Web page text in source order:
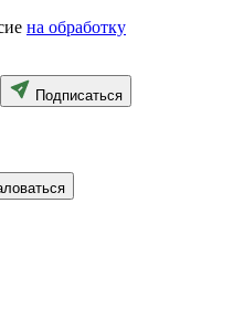
на обработку
Подписаться